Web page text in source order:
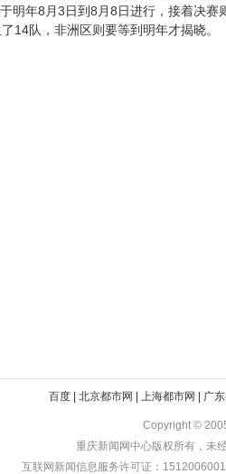
明年8月3日到8月8日进行，接着决
14队，非洲区则要等到明年才揭晓。
百度| 北京都市网 上海都市网 广
Copyright ©
重庆新闻网中心版权所有，未
互联网新闻信息服务许可证：